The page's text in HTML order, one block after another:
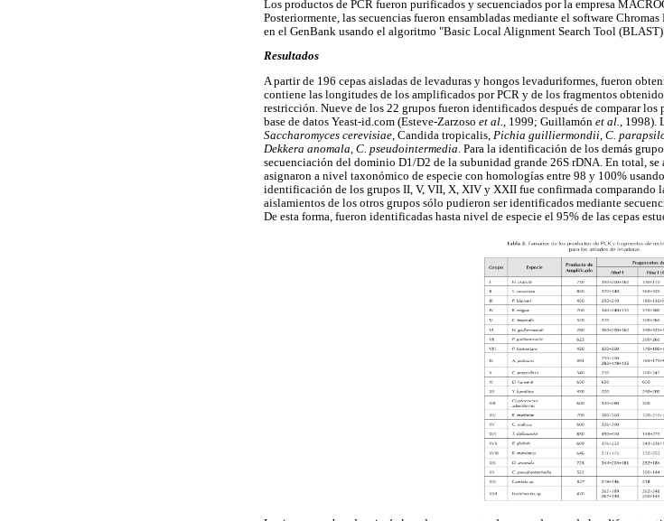
Los productos de PCR fueron purificados y secuenciados por la empresa
Posteriormente, las secuencias fueron ensambladas mediante el software
en el GenBank usando el algoritmo "Basic Local Alignment Search Tool
Resultados
A partir de 196 cepas aisladas de levaduras y hongos levaduriformes, fueron
contiene las longitudes de los amplificados por PCR y de los fragmentos
restricción. Nueve de los 22 grupos fueron identificados después de comparar
base de datos Yeast-id.com (Esteve-Zarzoso et al., 1999; Guillamón et al., 1998).
Saccharomyces cerevisiae, Candida tropicalis, Pichia guilliermondii, C.
Dekkera anomala, C. pseudointermedia. Para la identificación de los demás
secuenciación del dominio D1/D2 de la subunidad grande 26S rDNA. En total,
asignaron a nivel taxonómico de especie con homologías entre 98 y 100%
identificación de los grupos II, V, VII, X, XIV y XXII fue confirmada comparando
aislamientos de los otros grupos sólo pudieron ser identificados mediante
De esta forma, fueron identificadas hasta nivel de especie el 95% de las cepas